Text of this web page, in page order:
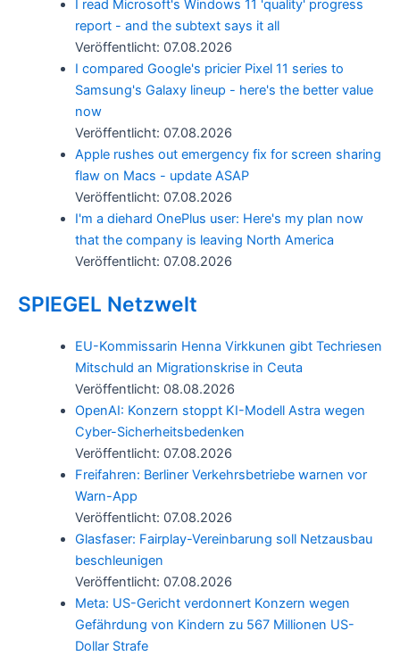
I read Microsoft's Windows 11 'quality' progress
report - and the subtext says it all
Veröffentlicht: 07.08.2026
I compared Google's pricier Pixel 11 series to
Samsung's Galaxy lineup - here's the better value
now
Veröffentlicht: 07.08.2026
Apple rushes out emergency fix for screen sharing
flaw on Macs - update ASAP
Veröffentlicht: 07.08.2026
I'm a diehard OnePlus user: Here's my plan now
that the company is leaving North America
Veröffentlicht: 07.08.2026
SPIEGEL Netzwelt
EU-Kommissarin Henna Virkkunen gibt Techriesen
Mitschuld an Migrationskrise in Ceuta
Veröffentlicht: 08.08.2026
OpenAI: Konzern stoppt KI-Modell Astra wegen
Cyber-Sicherheitsbedenken
Veröffentlicht: 07.08.2026
Freifahren: Berliner Verkehrsbetriebe warnen vor
Warn-App
Veröffentlicht: 07.08.2026
Glasfaser: Fairplay-Vereinbarung soll Netzausbau
beschleunigen
Veröffentlicht: 07.08.2026
Meta: US-Gericht verdonnert Konzern wegen
Gefährdung von Kindern zu 567 Millionen US-
Dollar Strafe